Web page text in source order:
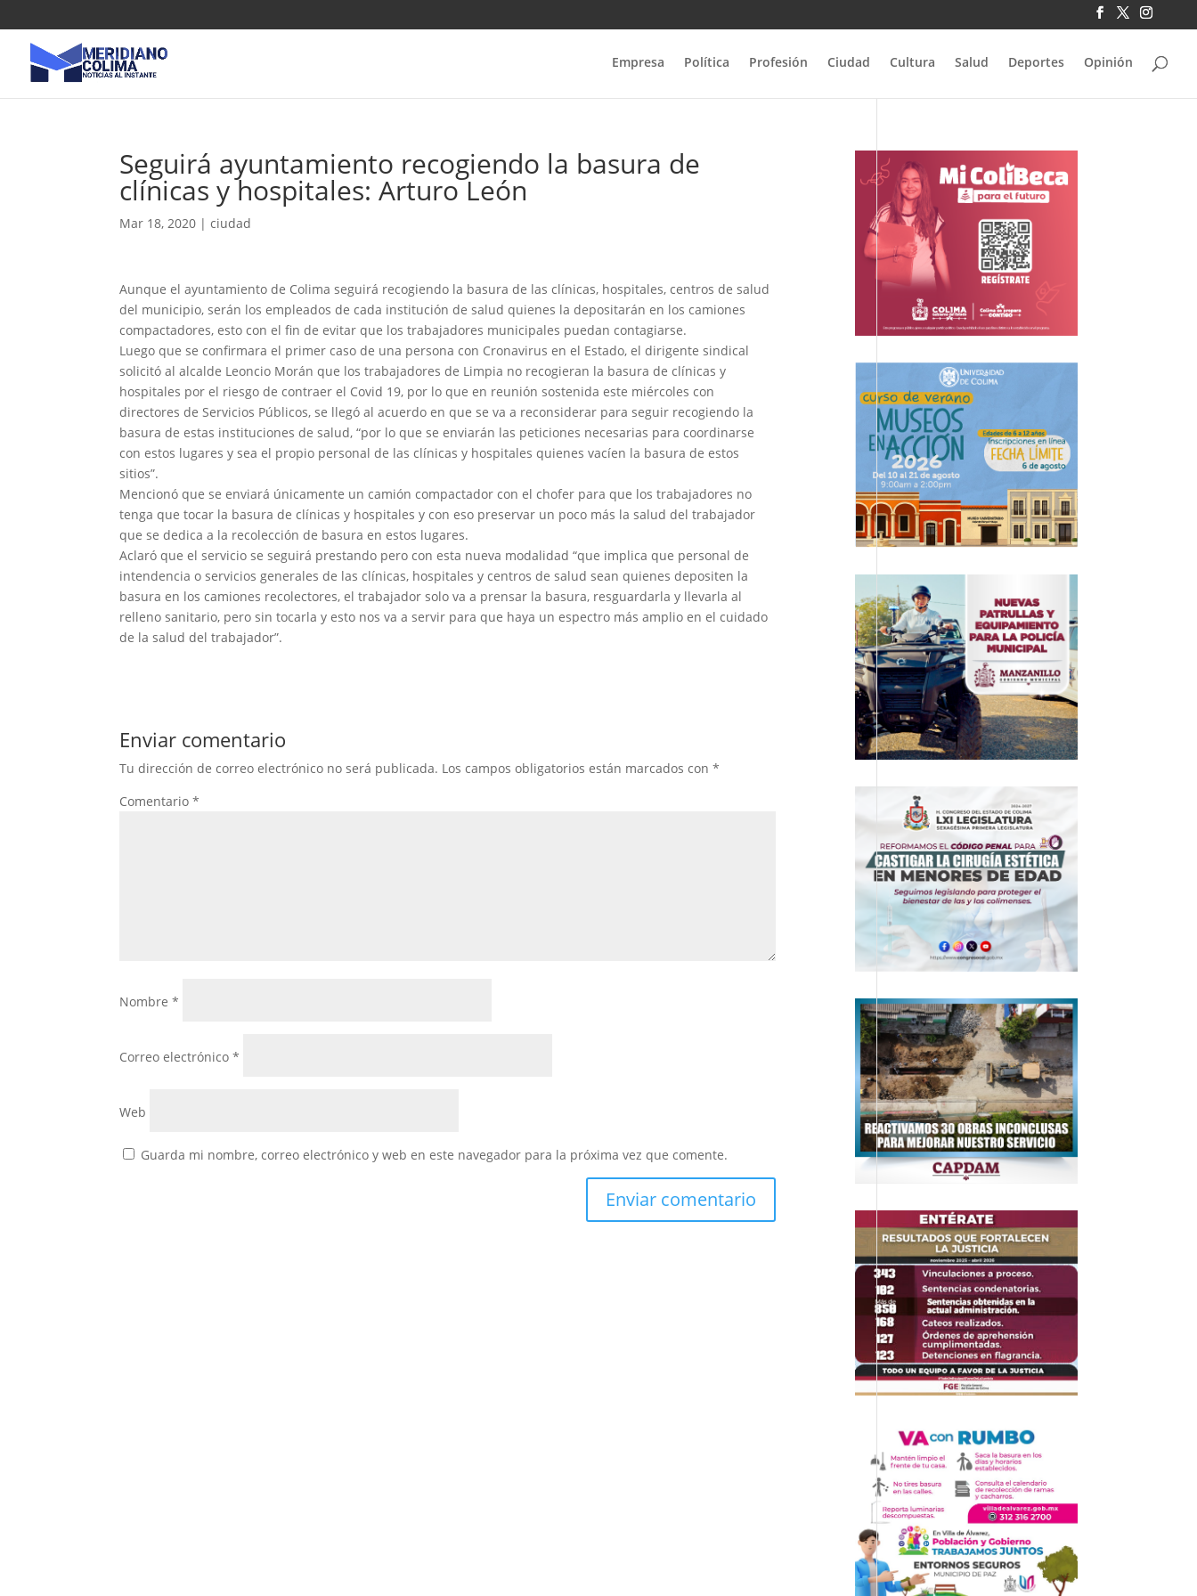
Empresa Política Profesión Ciudad Cultura Salud Deportes Opinión
Seguirá ayuntamiento recogiendo la basura de
clínicas y hospitales: Arturo León
Mar 18, 2020 |ciudad
Aunque el ayuntamiento de Colima seguirá recogiendo la basura de las clínicas, hospitales, centros de salud
del municipio, serán los empleados de cada institución de salud quienes la depositarán en los camiones
compactadores, esto con el fin de evitar que los trabajadores municipales puedan contagiarse.
Luego que se confirmara el primer caso de una persona con Cronavirus en el Estado, el dirigente sindical
solicitó al alcalde Leoncio Morán que los trabajadores de Limpia no recogieran la basura de clínicas y
hospitales por el riesgo de contraer el Covid 19, por lo que en reunión sostenida este miércoles con
directores de Servicios Públicos, se llegó al acuerdo en que se va a reconsiderar para seguir recogiendo la
basura de estas instituciones de salud, “por lo que se enviarán las peticiones necesarias para coordinarse
con estos lugares y sea el propio personal de las clínicas y hospitales quienes vacíen la basura de estos
sitios”.
Mencionó que se enviará únicamente un camión compactador con el chofer para que los trabajadores no
tenga que tocar la basura de clínicas y hospitales y con eso preservar un poco más la salud del trabajador
que se dedica a la recolección de basura en estos lugares.
Aclaró que el servicio se seguirá prestando pero con esta nueva modalidad “que implica que personal de
intendencia o servicios generales de las clínicas, hospitales y centros de salud sean quienes depositen la
basura en los camiones recolectores, el trabajador solo va a prensar la basura, resguardarla y llevarla al
relleno sanitario, pero sin tocarla y esto nos va a servir para que haya un espectro más amplio en el cuidado
de la salud del trabajador”.
Enviar comentario
Tu dirección de correo electrónico no será publicada. Los campos obligatorios están marcados con*
Comentario*
Nombre*
Correo electrónico*
Web
Guarda mi nombre, correo electrónico y web en este navegador para la próxima vez que comente.